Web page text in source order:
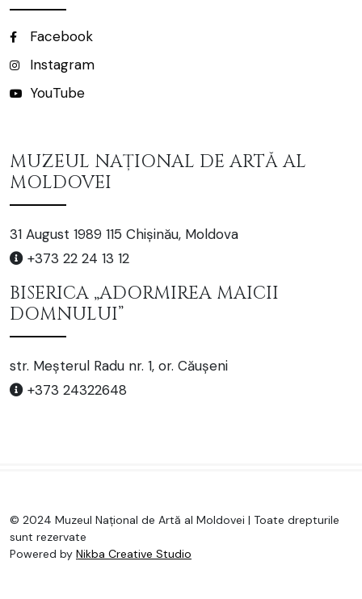
Facebook
Instagram
YouTube
MUZEUL NAȚIONAL DE ARTĂ AL
MOLDOVEI
31 August 1989 115 Chișinău, Moldova
+373 22 24 13 12
BISERICA „ADORMIREA MAICII
DOMNULUI”
str. Meșterul Radu nr. 1, or. Căușeni
+373 24322648
© 2024 Muzeul Național de Artă al Moldovei | Toate drepturile
sunt rezervate
Powered by Nikba Creative Studio